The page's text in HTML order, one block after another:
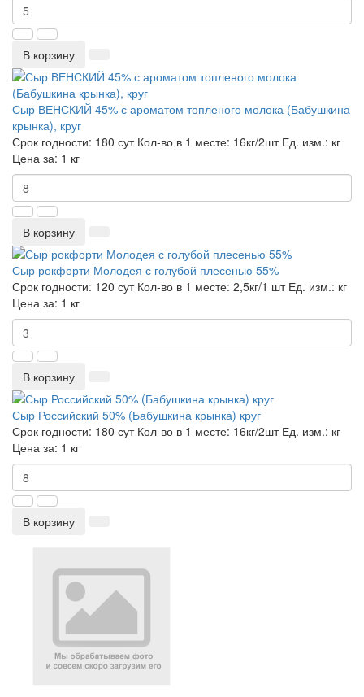
В корзину
Сыр ВЕНСКИЙ 45% с ароматом топленого молока (Бабушкина
крынка), круг
Срок годности: 180 сутКол-во в 1 месте: 16кг/2шт Ед. изм.: кг
Цена за: 1 кг
В корзину
Сыр рокфорти Молодея с голубой плесенью 55%
Срок годности: 120 сутКол-во в 1 месте: 2,5кг/1 штЕд. изм.: кг
Цена за: 1 кг
В корзину
Сыр Российский 50% (Бабушкина крынка) круг
Срок годности: 180 сутКол-во в 1 месте: 16кг/2шт Ед. изм.: кг
Цена за: 1 кг
В корзину